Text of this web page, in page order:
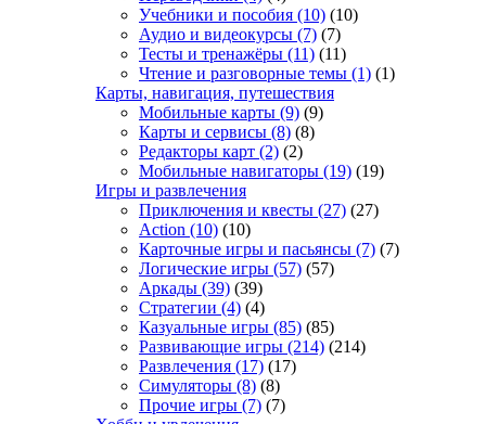
Учебники и пособия (10) (10)
Аудио и видеокурсы (7) (7)
Тесты и тренажёры (11) (11)
Чтение и разговорные темы (1) (1)
Карты, навигация, путешествия
Мобильные карты (9) (9)
Карты и сервисы (8) (8)
Редакторы карт (2) (2)
Мобильные навигаторы (19) (19)
Игры и развлечения
Приключения и квесты (27) (27)
Action (10) (10)
Карточные игры и пасьянсы (7) (7)
Логические игры (57) (57)
Аркады (39) (39)
Стратегии (4) (4)
Казуальные игры (85) (85)
Развивающие игры (214) (214)
Развлечения (17) (17)
Симуляторы (8) (8)
Прочие игры (7) (7)